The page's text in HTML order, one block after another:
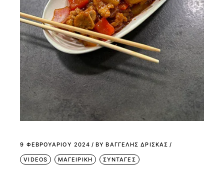
9 ΦΕΒΡΟΥΑΡΊΟΥ 2024 BY ΒΑΓΓΕΛΗΣ ΔΡΙΣΚΑΣ
VIDEOS ΜΑΓΕΙΡΙΚΗ ΣΥΝΤΑΓΕΣ